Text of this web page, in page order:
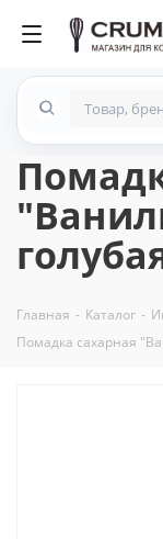
Главная - Каталог -
Помадка сахарная